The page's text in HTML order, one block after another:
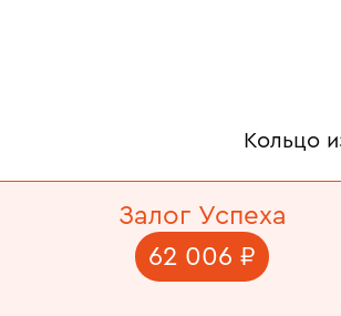
Кольцо
Залог Успеха
62 006 ₽